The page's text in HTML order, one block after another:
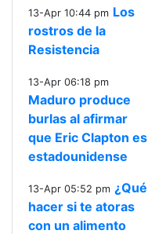
13-Apr 10:44 pm Los
rostros de la
Resistencia
13-Apr 06:18 pm
Maduro produce
burlas al afirmar
que Eric Clapton es
estadounidense
13-Apr 05:52 pm ¿Qué
hacer si te atoras
con un alimento